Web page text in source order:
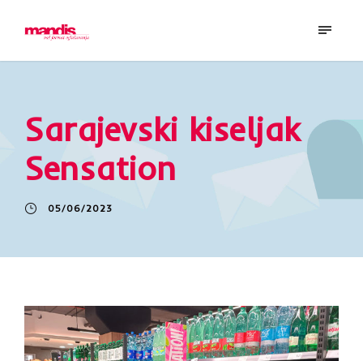
Sarajevski kiseljak
Sensation
05/06/2023